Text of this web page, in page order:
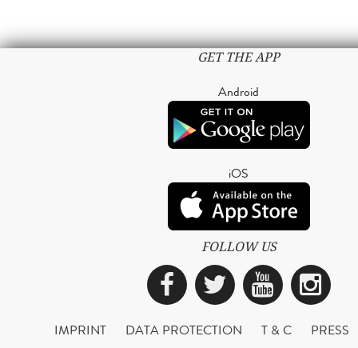
GET THE APP
Android
iOS
FOLLOW US
Facebook
Twitter
IMPRINT DATA PROTECTION T & C
PRESS